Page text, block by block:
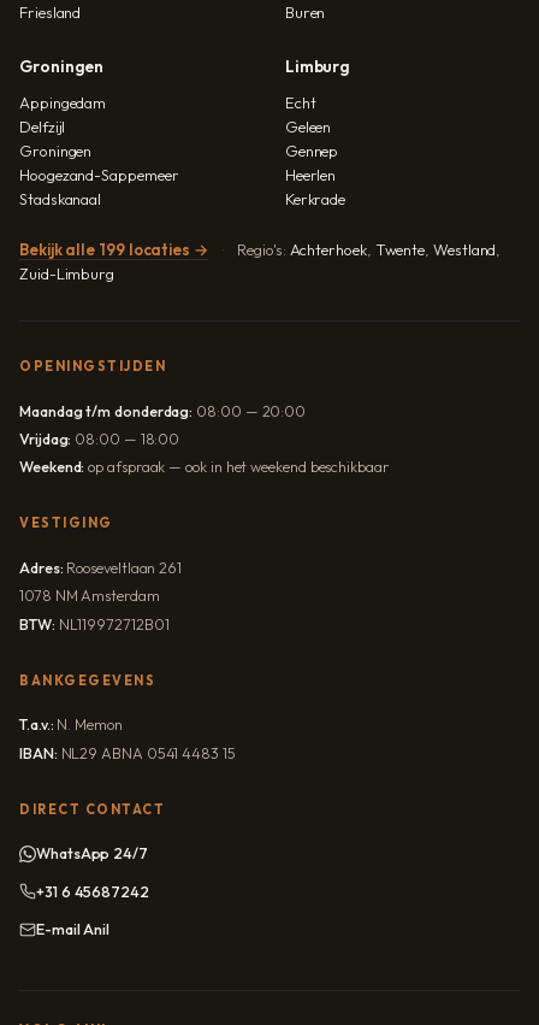
Friesland
Buren
Groningen
Appingedam
Delfzijl
Groningen
Hoogezand-Sappemeer
Stadskanaal
Limburg
Echt
Geleen
Gennep
Heerlen
Kerkrade
Bekijk alle 199 locaties → Regio's: Achterhoek, Twente, Westland,
Zuid-Limburg
OPENINGSTIJDEN
Maandag t/m donderdag: 08:00 — 20:00
Vrijdag: 08:00 — 18:00
Weekend: op afspraak — ook in het weekend beschikbaar
VESTIGING
Adres: Rooseveltlaan 261
1078 NM Amsterdam
BTW: NL119972712B01
BANKGEGEVENS
T.a.v.: N. Memon
IBAN: NL29 ABNA 0541 4483 15
DIRECT CONTACT
WhatsApp 24/7
+31 6 45687242
E-mail Anil